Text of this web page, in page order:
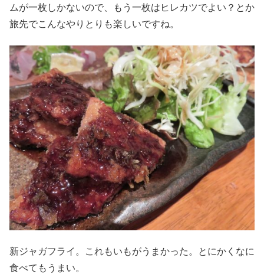
ムが一枚しかないので、もう一枚はヒレカツでよい？とか
旅先でこんなやりとりも楽しいですね。
新ジャガフライ。これもいもがうまかった。とにかくなに
食べてもうまい。